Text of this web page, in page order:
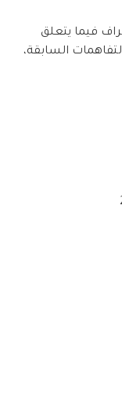
فيما يتعلق
السابقة،